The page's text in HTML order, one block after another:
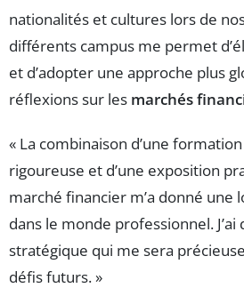
nationalités et cultures lors de
différents campus me permet
et d’adopter une approche plus
réflexions sur les marchés
« La combinaison d’une
rigoureuse et d’une exposition
marché financier m’a donné une
dans le monde professionnel.
stratégique qui me sera
défis futurs. »